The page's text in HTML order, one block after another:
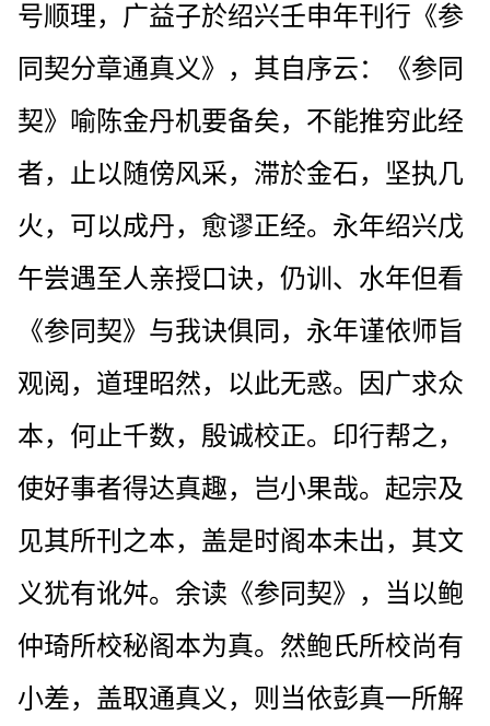
号顺理，广益子於绍兴壬申年刊行《参
同契分章通真义》，其自序云：《参同
契》喻陈金丹机要备矣，不能推穷此经
者，止以随傍风采，滞於金石，坚执几
火，可以成丹，愈谬正经。永年绍兴戊
午尝遇至人亲授口诀，仍训、水年但看
《参同契》与我诀俱同，永年谨依师旨
观阅，道理昭然，以此无惑。因广求众
本，何止千数，殷诚校正。印行帮之，
使好事者得达真趣，岂小果哉。起宗及
见其所刊之本，盖是时阁本未出，其文
义犹有讹舛。余读《参同契》，当以鲍
仲琦所校秘阁本为真。然鲍氏所校尚有
小差，盖取通真义，则当依彭真一所解